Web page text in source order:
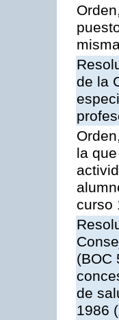
de la
la
curso
(BOC
de
1986